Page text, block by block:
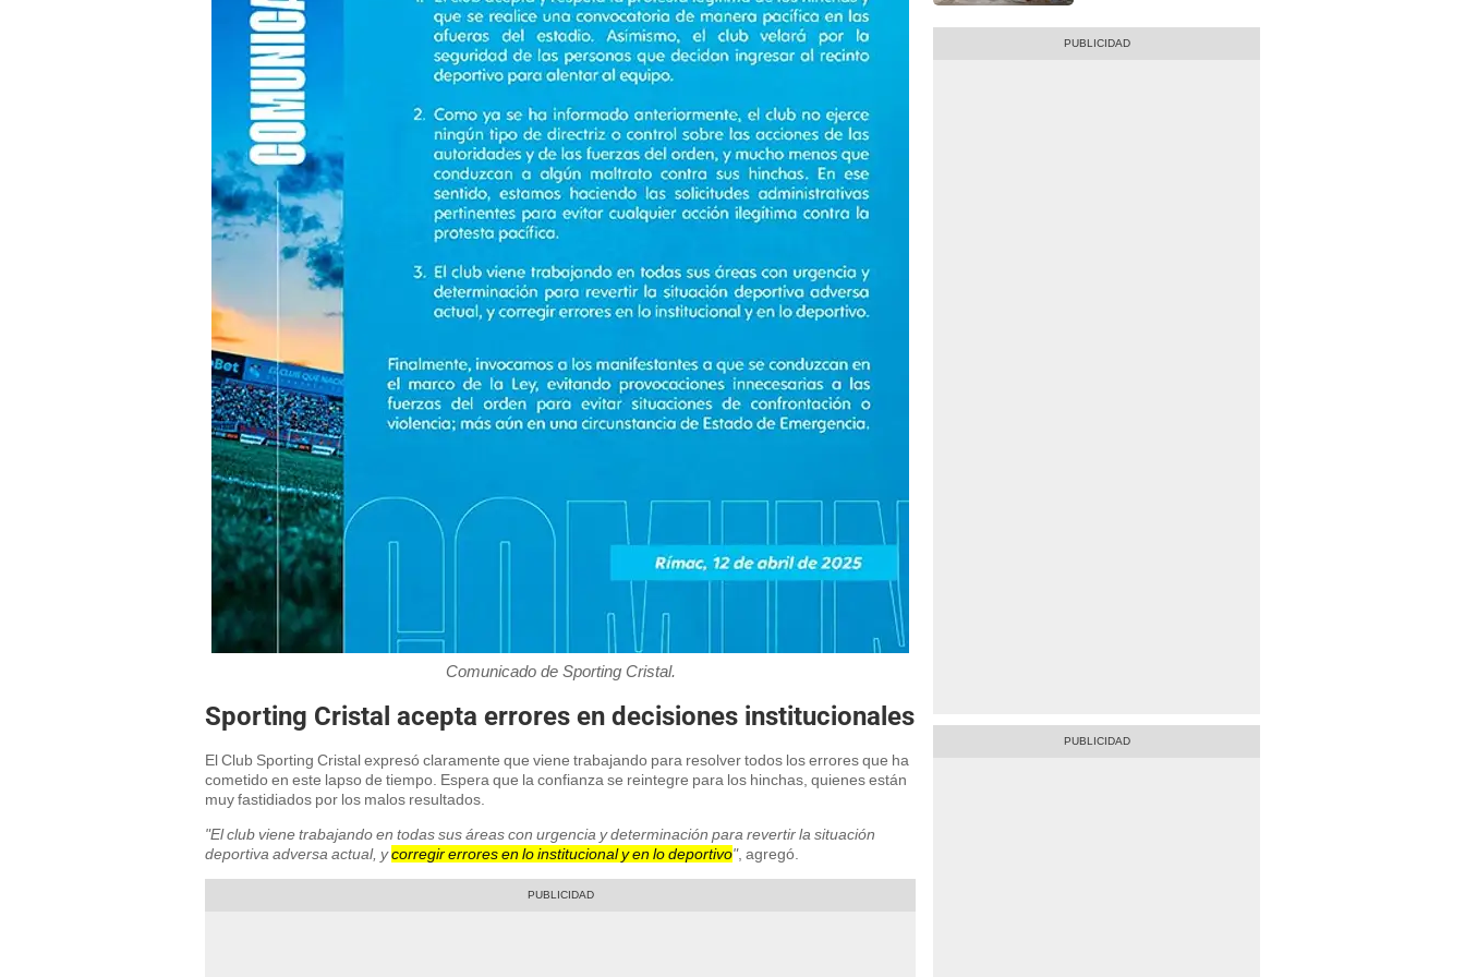
Comunicado de Sporting Cristal.
Sporting Cristal acepta errores en decisiones institucionales
El Club Sporting Cristal expresó claramente que viene trabajando para resolver todos los errores que ha
cometido en este lapso de tiempo. Espera que la confianza se reintegre para los hinchas, quienes están
muy fastidiados por los malos resultados.
"El club viene trabajando en todas sus áreas con urgencia y determinación para revertir la situación
deportiva adversa actual, ycorregir errores en lo institucional y en lo deportivo", agregó.